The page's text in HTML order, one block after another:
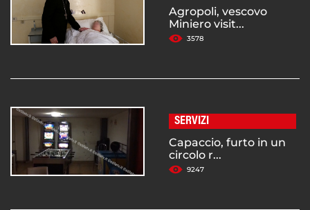
Agropoli, vescovo
Miniero visit...
3578
SERVIZI
Capaccio, furto in un
circolo r...
9247